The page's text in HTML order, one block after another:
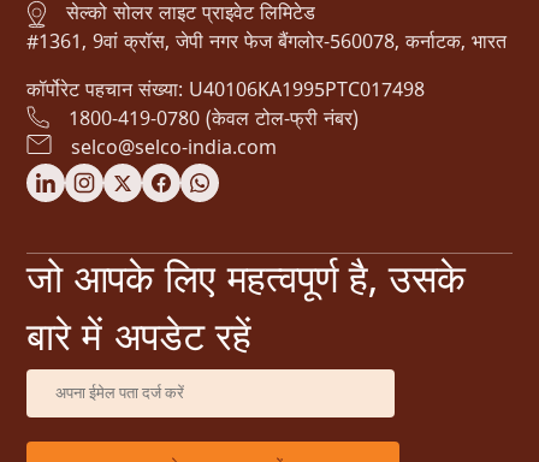
सेल्को सोलर लाइट प्राइवेट लिमिटेड
#1361, 9वां क्रॉस, जेपी नगर फेज बैंगलोर-560078, कर्नाटक, भारत
कॉर्पोरेट पहचान संख्या: U40106KA1995PTC017498
1800-419-0780 (केवल टोल-फ्री नंबर)
selco@selco-india.com
जो आपके लिए महत्वपूर्ण है, उसके
बारे में अपडेट रहें